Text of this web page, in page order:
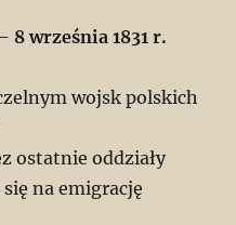
8 września 1831 r.
wojsk polskich
ostatnie oddziały
na emigrację